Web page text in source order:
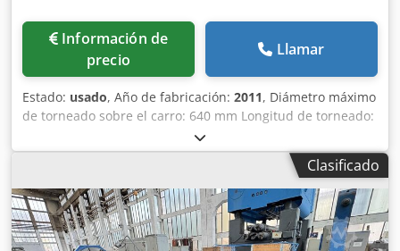
Información de
precio
Llamar
Estado: usado, Año de fabricación: 2011, Diámetro máximo
de torneado sobre el carro: 640 mm Longitud de torneado:
2.000 mm Control: 840D, incluye Weiler SL1 Siemens Altura
entre puntos: 320 mm Diámetro máximo sobre el platillo:
405 mm Recorrido del platillo: 380 mm Recorrido del carro
superior: 130 mm Ancho del carro: 380 mm Sección
transversal del vástago de la herramienta de torneado: 32
x 25 mm Rango de velocidad de giro – husillo principal: 0 -
2.500 min/-1 Número de marchas: 2 Dwjdpfx Ahjzhcfvj Isa
Clasificado